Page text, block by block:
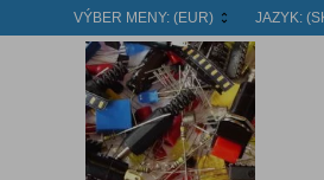
VÝBER MENY: (EUR) JAZYK: